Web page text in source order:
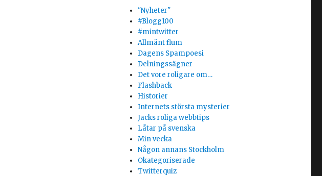
"Nyheter"
#Blogg100
#mintwitter
Allmänt flum
Dagens Spampoesi
Delningssägner
Det vore roligare om…
Flashback
Historier
Internets största mysterier
Jacks roliga webbtips
Låtar på svenska
Min vecka
Någon annans Stockholm
Okategoriserade
Twitterquiz